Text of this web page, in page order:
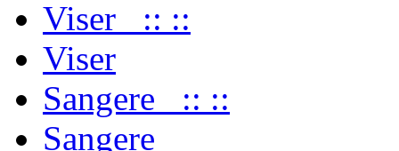
Viser :: ::
Viser
Sangere :: ::
Sangere